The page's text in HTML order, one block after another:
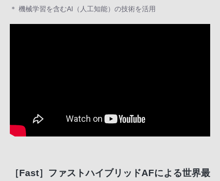
＊ 機械学習を含むAI（人工知能）の技術を活用
［Fast］ファストハイブリッドAFによる世界最